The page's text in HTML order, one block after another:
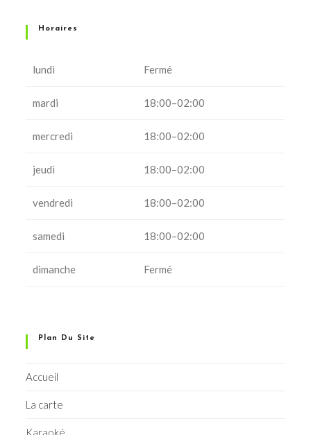
Horaires
lundi Fermé
mardi 18:00–02:00
mercredi 18:00–02:00
jeudi 18:00–02:00
vendredi 18:00–02:00
samedi 18:00–02:00
dimanche Fermé
Plan Du Site
Accueil
La carte
Karaoké